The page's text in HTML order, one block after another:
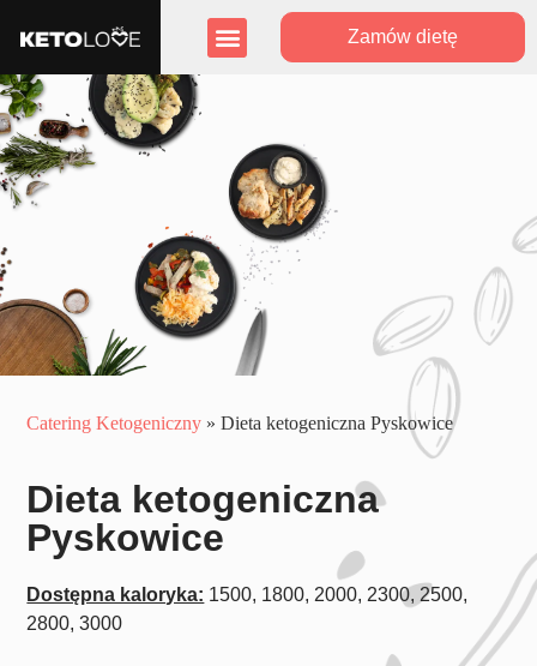
Zamów dietę
Catering Ketogeniczny »Dieta ketogeniczna Pyskowice
Dieta ketogeniczna
Pyskowice
Dostępna kaloryka: 1500, 1800, 2000, 2300, 2500,
2800, 3000